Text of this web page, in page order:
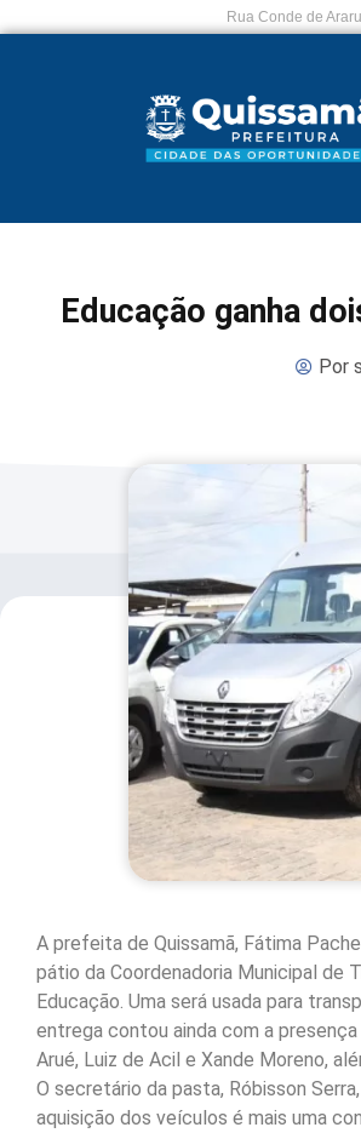
Rua Conde de
Educação ganha
Por
A prefeita de Quissamã, Fátima
pátio da Coordenadoria Municipal de
Educação. Uma será usada para
entrega contou ainda com a presença
Arué, Luiz de Acil e Xande Moreno,
O secretário da pasta, Róbisson
aquisição dos veículos é mais uma